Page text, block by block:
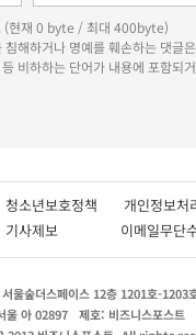
(현재 0 byte / 최대 400byte)
해하거나 명예를 훼손하는 댓글
비하하는 단어가 내용에 포함되
청소년보호정책 개인정
기사제보 이메일무단
울숲더스페이스 12층 1201호-1203
울 아 02897 제호: 비즈니스포스트